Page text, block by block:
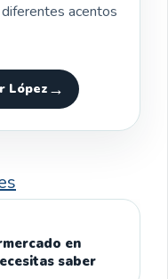
acentos
López
en
saber